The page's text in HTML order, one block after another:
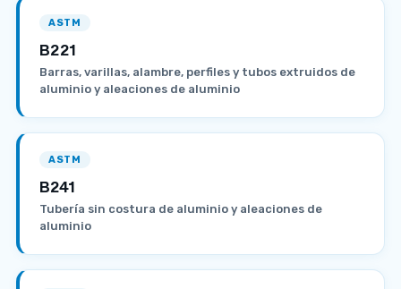
ASTM
B221
Barras, varillas, alambre, perfiles y tubos extruidos de
aluminio y aleaciones de aluminio
ASTM
B241
Tubería sin costura de aluminio y aleaciones de
aluminio